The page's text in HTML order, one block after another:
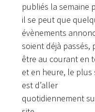
publiés la semaine
il se peut que
évènements
soient déjà passés,
être au courant en
et en heure, le plus
est d’aller
quotidiennement